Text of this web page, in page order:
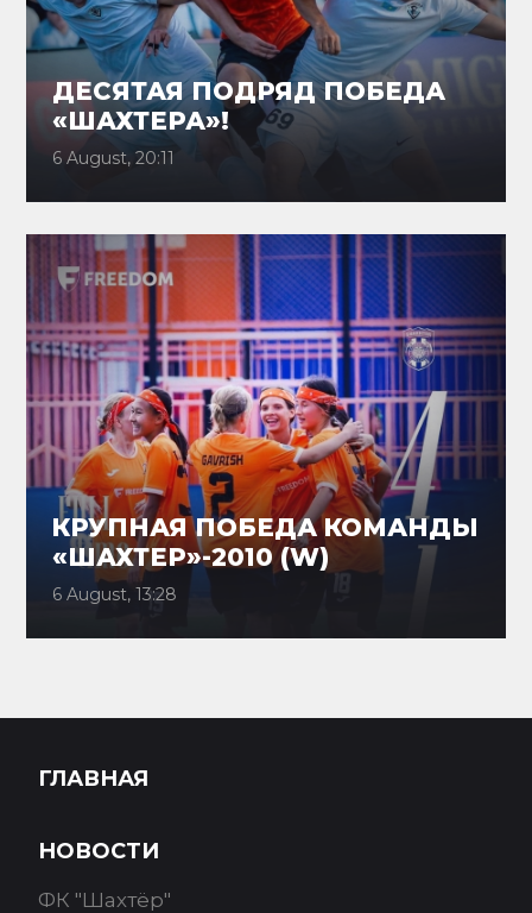
ДЕСЯТАЯ ПОДРЯД ПОБЕДА
«ШАХТЕРА»!
6 August, 20:11
КРУПНАЯ ПОБЕДА КОМАНДЫ
«ШАХТЕР»-2010 (W)
6 August, 13:28
ГЛАВНАЯ
НОВОСТИ
ФК "Шахтёр"